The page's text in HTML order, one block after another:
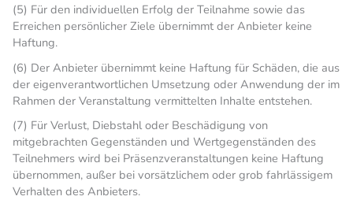
(5) Für den individuellen Erfolg der Teilnahme sowie das
Erreichen persönlicher Ziele übernimmt der Anbieter keine
Haftung.
(6) Der Anbieter übernimmt keine Haftung für Schäden, die aus
der eigenverantwortlichen Umsetzung oder Anwendung der im
Rahmen der Veranstaltung vermittelten Inhalte entstehen.
(7) Für Verlust, Diebstahl oder Beschädigung von
mitgebrachten Gegenständen und Wertgegenständen des
Teilnehmers wird bei Präsenzveranstaltungen keine Haftung
übernommen, außer bei vorsätzlichem oder grob fahrlässigem
Verhalten des Anbieters.